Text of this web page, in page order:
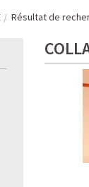
Résultat de